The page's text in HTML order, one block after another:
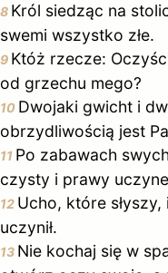
8 Król siedząc na
swemi wszystko złe.
9 Któż rzecze:
od grzechu mego?
10 Dwojaki gwicht i
obrzydliwością jest
11 Po zabawach
czysty i prawy
12 Ucho, które
uczynił.
13 Nie kochaj się w